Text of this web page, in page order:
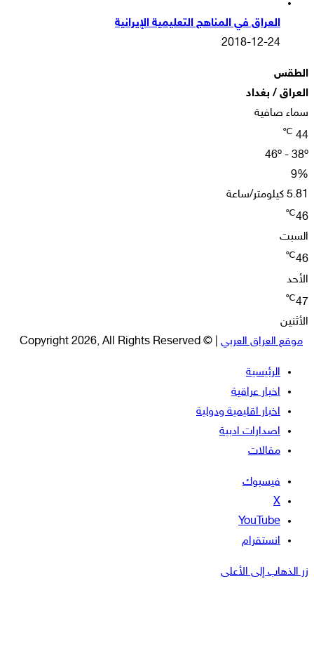
العراق في المناهج التعليمية الإيرانية
2018-12-24
الطقس
العراق / بغداد
سماء صافية
44
℃
46º - 38º
9%
5.81 كيلومتر/ساعة
46
℃
السبت
46
℃
الأحد
47
℃
الأثنين
موقع العراق العربي | © Copyright 2026, All Rights Reserved
الرئيسية
اخبار عراقية
اخبار اقليمية ودولية
اصدارات ادبية
مقالات
فيسبوك
‫X
‫YouTube
انستقرام
زر الذهاب إلى الأعلى